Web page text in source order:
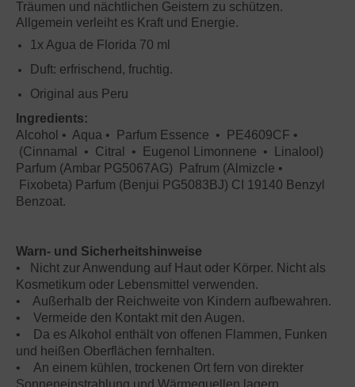
Träumen und nächtlichen Geistern zu schützen.
Allgemein verleiht es Kraft und Energie.
1x Agua de Florida 70 ml
Duft: erfrischend, fruchtig.
Original aus Peru
Ingredients:
Alcohol • Aqua • Parfum Essence • PE4609CF •
(Cinnamal • Citral • Eugenol Limonnene • Linalool)
Parfum (Ambar PG5067AG) Pafrum (Almizcle •
Fixobeta) Parfum (Benjui PG5083BJ) CI 19140 Benzyl
Benzoat.
Warn- und Sicherheitshinweise
• Nicht zur Anwendung auf Haut oder Körper. Nicht als
Kosmetikum oder Lebensmittel verwenden.
• Außerhalb der Reichweite von Kindern aufbewahren.
• Vermeide den Kontakt mit den Augen.
• Da es Alkohol enthält von offenen Flammen, Funken
und heißen Oberflächen fernhalten.
• An einem kühlen, trockenen Ort fern von direkter